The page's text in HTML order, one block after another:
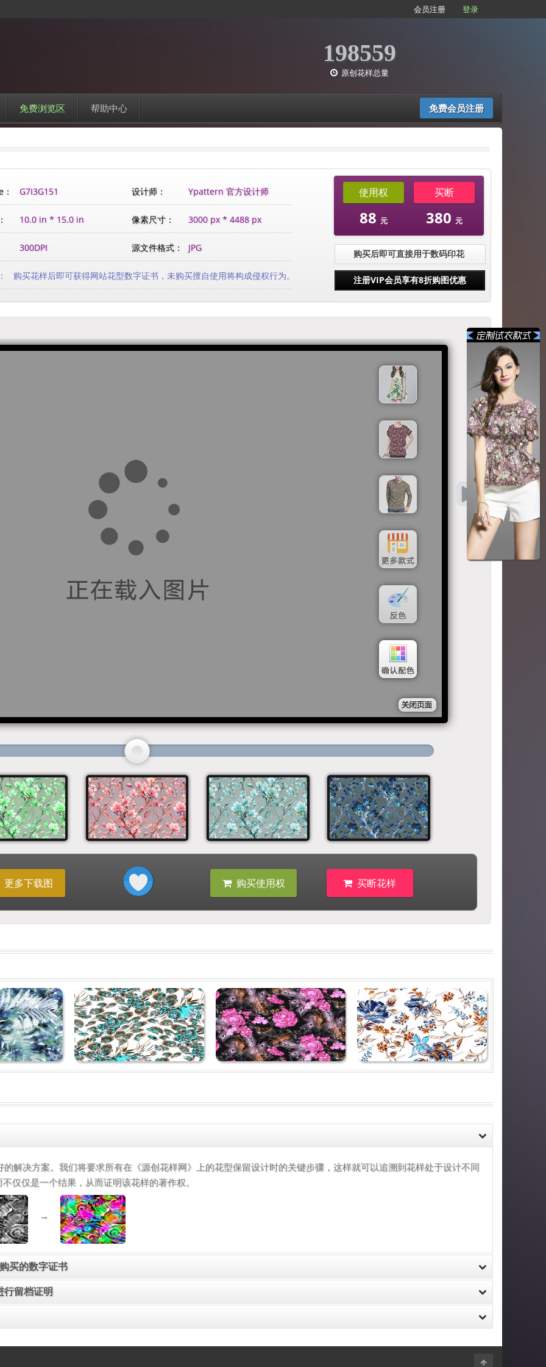
会员注册 登录
198559
原创花样总量
免费浏览区 帮助中心 免费会员注册
G7I3G151 设计师： Ypattern 官方设计师
10.0 in * 15.0 in 像素尺寸： 3000 px * 4488 px
300DPI 源文件格式： JPG
购买花样后即可获得网站花型数字证书 ，未购买擅自使用将构成侵权行为。
使用权
88元
买断
380元
购买后即可直接用于数码印花
注册VIP会员享有8折购图优惠
更多下载图 购买使用权 买断花样
决方案。我们将要求所有在《源创花样网》上的花型保留设计时的关键步骤，这样就可以追溯到花样处于设计不同
仅仅是一个结果，从而证明该花样的著作权。
→
买的数字证书
使用权还是买断花样，在购买成功后网站将会提供一张购买数字证书图片，您可以下载该证书到电脑上保存。
行留档证明
如花样被第三方认为侵权时，我们将会提供上述几点原创证明给会员进行抗诉。如最终还是被裁决败诉的，只要向